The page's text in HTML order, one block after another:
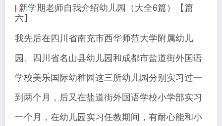
新学期老师自我介绍幼儿园（大全6篇）【篇
六】
我先后在四川省南充市西华师范大学附属幼儿
园、四川省名山县幼儿园和成都市盐道街外国语
学校美乐国际幼稚园这三所幼儿园分别实习过一
到两个月，后又在盐道街外国语学校小学部实习
一个月，在幼儿园实习任教期间，有耐心能和小